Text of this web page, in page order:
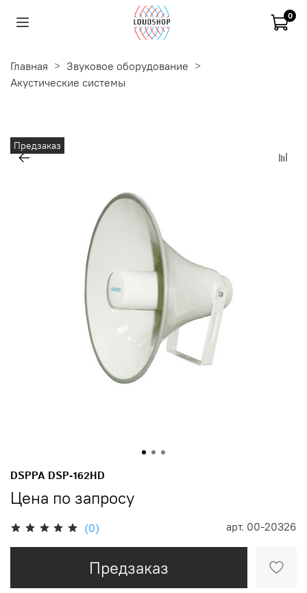
0
Главная
Звуковое оборудование
Акустические системы
Предзаказ
(0) арт. 00-20326
DSPPA DSP-162HD
Цена по запросу
Предзаказ